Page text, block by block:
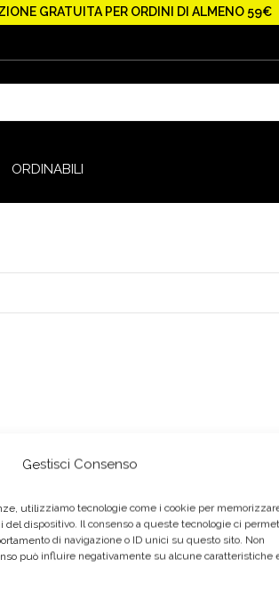
Gestisci Consenso
utilizziamo tecnologie come i cookie per
dispositivo. Il consenso a queste tecnologie ci
di navigazione o ID unici su questo sito. Non
può influire negativamente su alcune caratteristiche
GRATUITA PER ORDINI DI ALMENO 59€
ORDINABILI